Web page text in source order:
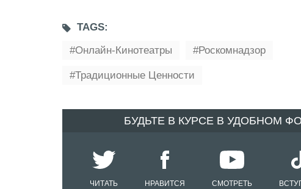
TAGS:
Онлайн-Кинотеатры
Роскомнадзор
Традиционные Ценности
БУДЬТЕ В КУРСЕ В УДОБНОМ
ЧИТАТЬ НРАВИТСЯ СМОТРЕТЬ